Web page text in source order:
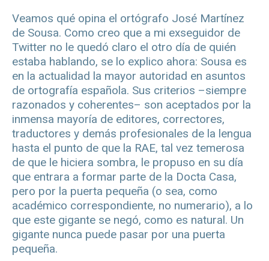
Veamos qué opina el ortógrafo José Martínez
de Sousa. Como creo que a mi exseguidor de
Twitter no le quedó claro el otro día de quién
estaba hablando, se lo explico ahora: Sousa es
en la actualidad la mayor autoridad en asuntos
de ortografía española. Sus criterios –siempre
razonados y coherentes– son aceptados por la
inmensa mayoría de editores, correctores,
traductores y demás profesionales de la lengua
hasta el punto de que la RAE, tal vez temerosa
de que le hiciera sombra, le propuso en su día
que entrara a formar parte de la Docta Casa,
pero por la puerta pequeña (o sea, como
académico correspondiente, no numerario), a lo
que este gigante se negó, como es natural. Un
gigante nunca puede pasar por una puerta
pequeña.